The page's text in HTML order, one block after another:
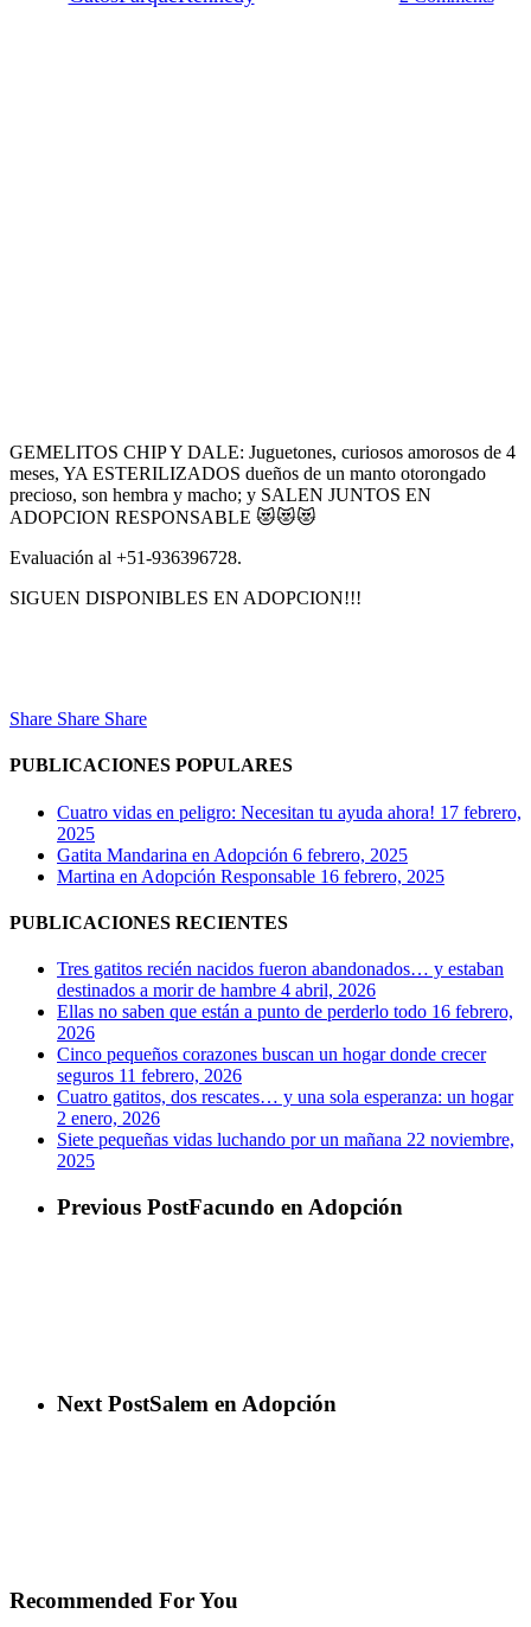
GEMELITOS CHIP Y DALE: Juguetones, curiosos amorosos de 4
meses, YA ESTERILIZADOS dueños de un manto otorongado
precioso, son hembra y macho; y SALEN JUNTOS EN
ADOPCION RESPONSABLE 😻😻😻
Evaluación al +51-936396728.
SIGUEN DISPONIBLES EN ADOPCION!!!
Share Share Share
PUBLICACIONES POPULARES
Cuatro vidas en peligro: Necesitan tu ayuda ahora! 17 febrero,
2025
Gatita Mandarina en Adopción 6 febrero, 2025
Martina en Adopción Responsable 16 febrero, 2025
PUBLICACIONES RECIENTES
Tres gatitos recién nacidos fueron abandonados… y estaban
destinados a morir de hambre 4 abril, 2026
Ellas no saben que están a punto de perderlo todo 16 febrero,
2026
Cinco pequeños corazones buscan un hogar donde crecer
seguros 11 febrero, 2026
Cuatro gatitos, dos rescates… y una sola esperanza: un hogar
2 enero, 2026
Siete pequeñas vidas luchando por un mañana 22 noviembre,
2025
Previous PostFacundo en Adopción
Next PostSalem en Adopción
Recommended For You